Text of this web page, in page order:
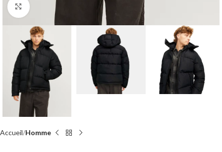
Click to enlarge
Accueil Homme